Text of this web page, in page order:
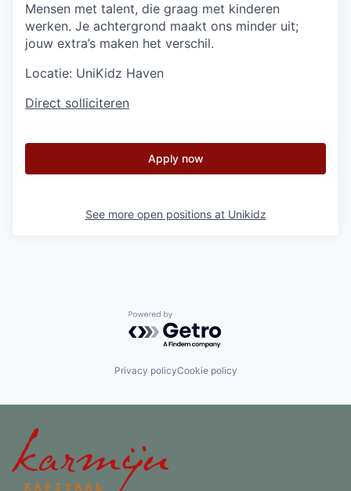
Mensen met talent, die graag met kinderen
werken. Je achtergrond maakt ons minder uit;
jouw extra’s maken het verschil.
Locatie: UniKidz Haven
Direct solliciteren
Apply now
See more open positions at Unikidz
Powered by Getro.com
Privacy policyCookie policy